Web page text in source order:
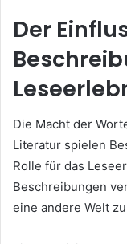
Der
Die Macht der
Literatur spielen
Rolle für das
Beschreibungen
eine andere Welt